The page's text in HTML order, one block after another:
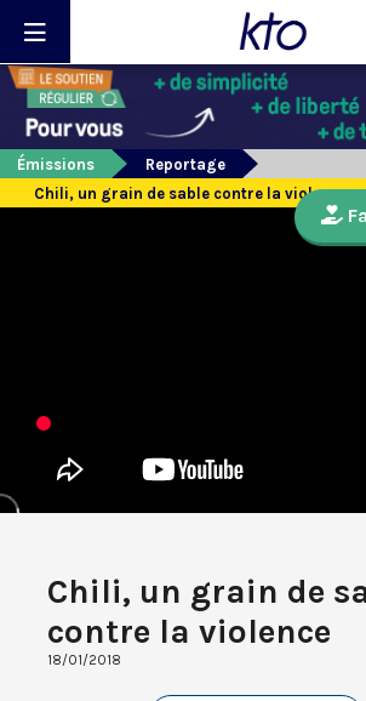
Émissions
Reportage
Chili, un grain de sable contre la violence
Chili, un grain de
contre la violence
18/01/2018